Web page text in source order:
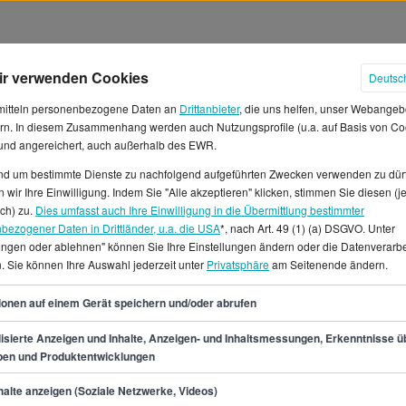
in Leipzig
in Leipzig arbeiten,
€. Damit beläuft sich
auf ca. 4.325 €.* Die
62.200 €. Die Untergrenze
Stellenanzeigen für
auf StepStone.Unter diesen
kannst du sowohl
Vollzeitjobs finden.
verwenden Cookies
personenbezogene Daten an Drittanbieter, die uns helfen, unser
In diesem Zusammenhang werden auch Nutzungsprofile (u.a. auf Basis von
angereichert, auch außerhalb des EWR.
um bestimmte Dienste zu nachfolgend aufgeführten Zwecken verwenden zu
wir Ihre Einwilligung. Indem Sie "Alle akzeptieren" klicken, stimmen Sie diesen
zu. Dies umfasst auch Ihre Einwilligung in die Übermittlung bestimmter
Daten in Drittländer, u.a. die USA*, nach Art. 49 (1) (a) DSGVO. Unter
oder ablehnen" können Sie Ihre Einstellungen ändern oder die
Sie können Ihre Auswahl jederzeit unter Privatsphäream Seitenende ändern.
auf einem Gerät speichern und/oder abrufen
Anzeigen und Inhalte, Anzeigen- und Inhaltsmessungen, Erkenntnisse
und Produktentwicklungen
anzeigen (Soziale Netzwerke, Videos)